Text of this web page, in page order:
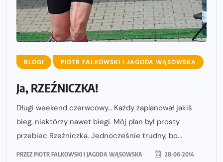
BLOGI PIOTR FALKOWSKI I JAGODA WĄSOWSKA
Ja, RZEŹNICZKA!
Długi weekend czerwcowy… Każdy zaplanował jakiś
bieg, niektórzy nawet biegi. Mój plan był prosty -
przebiec Rzeźniczka. Jednocześnie trudny, bo...
PRZEZ PIOTR FALKOWSKI I JAGODA WĄSOWSKA 28-06-2014